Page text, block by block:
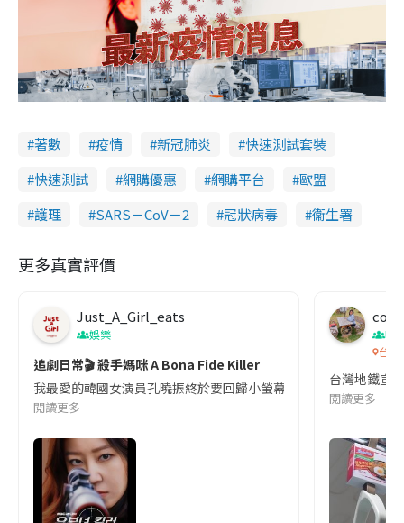
著數 疫情 新冠肺炎
快速測試套裝
快速測試
網購優惠 網購平台
歐盟
護理
SARS－CoV－2 冠狀病毒 衞生署
更多真實評價
Just_A_Girl_eats
娛樂
追劇日常🎬 殺手媽咪 A Bona Fide Killer
我最愛的韓國女演員孔曉振終於要回歸小螢幕啦!這次的劇本改編
閱讀更多
co
吹
台灣
台灣地鐵宣
閱讀更多